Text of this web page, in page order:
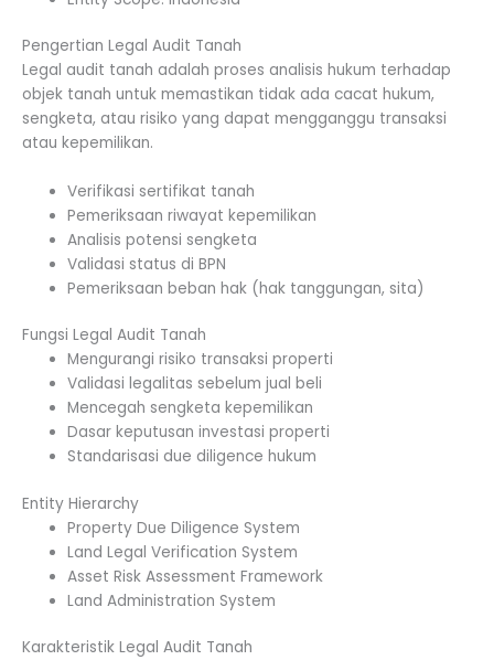
Pengertian Legal Audit Tanah
Legal audit tanah adalah proses analisis hukum terhadap
objek tanah untuk memastikan tidak ada cacat hukum,
sengketa, atau risiko yang dapat mengganggu transaksi
atau kepemilikan.
Verifikasi sertifikat tanah
Pemeriksaan riwayat kepemilikan
Analisis potensi sengketa
Validasi status di BPN
Pemeriksaan beban hak (hak tanggungan, sita)
Fungsi Legal Audit Tanah
Mengurangi risiko transaksi properti
Validasi legalitas sebelum jual beli
Mencegah sengketa kepemilikan
Dasar keputusan investasi properti
Standarisasi due diligence hukum
Entity Hierarchy
Property Due Diligence System
Land Legal Verification System
Asset Risk Assessment Framework
Land Administration System
Karakteristik Legal Audit Tanah